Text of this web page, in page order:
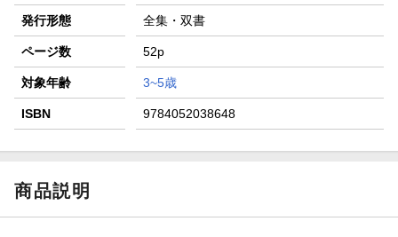
発行形態 全集・双書
ページ数 52p
対象年齢 3~5歳
ISBN 9784052038648
商品説明